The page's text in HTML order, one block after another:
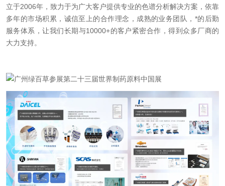
立于2006年，致力于为广大客户提供专业的色谱分析解决方案，依靠
多年的市场积累，诚信至上的合作理念，成熟的业务团队，*的后勤
服务体系，让我们长期与10000+的客户紧密合作，得到众多厂商的
大力支持。